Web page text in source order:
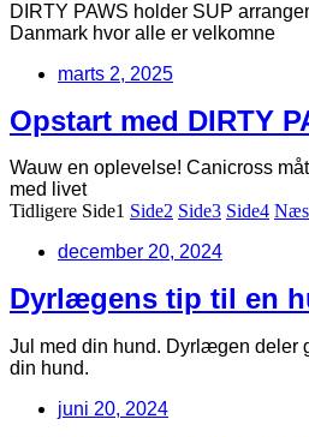
DIRTY PAWS holder SUP
Danmark hvor alle er velkomne
marts 2, 2025
Opstart med DIRTY
Wauw en oplevelse! Canicross
med livet
Tidligere Side1 Side2 Side3 Side4
december 20, 2024
Dyrlægens tip til en
Jul med din hund. Dyrlægen deler
din hund.
juni 20, 2024